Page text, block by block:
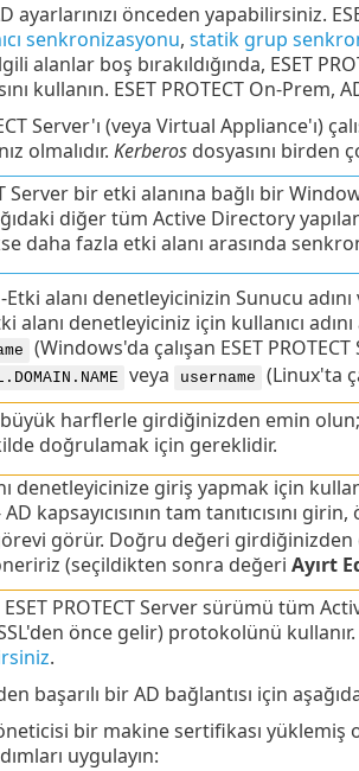
ayarlarınızı önceden yapabilirsiniz.
senkronizasyonu, statik grup
alanlar boş bırakıldığında, ESET
kullanın. ESET PROTECT On-
Server'ı (veya Virtual Appliance'ı)
olmalıdır. Kerberosdosyasını birden
Server bir etki alanına bağlı bir
diğer tüm Active Directory
daha fazla etki alanı arasında
Etki alanı denetleyicinizin Sunucu
alanı denetleyiciniz için kullanıcı
(Windows'da çalışan ESET
veya username
(Linux'ta
büyük harflerle girdiğinizden emin
doğrulamak için gereklidir.
denetleyicinize giriş yapmak için
AD kapsayıcısının tam tanıtıcısını
görür. Doğru değeri
öneririz (seçildikten sonra değeri Ayırt
PROTECT Server sürümü tüm
önce gelir) protokolünü kullanır.
.
başarılı bir AD bağlantısı için
bir makine sertifikası
uygulayın: